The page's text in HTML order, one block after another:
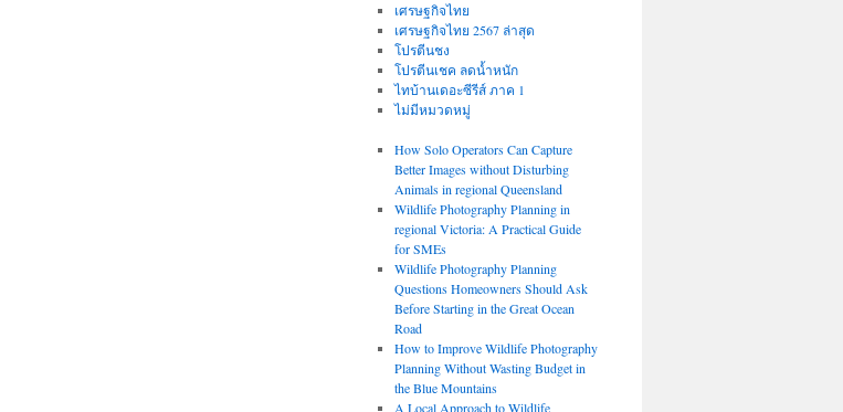
เศรษฐกิจไทย
เศรษฐกิจไทย 2567 ล่าสุด
โปรตีนชง
โปรตีนเชค ลดน้ำหนัก
ไทบ้านเดอะซีรีส์ ภาค 1
ไม่มีหมวดหมู่
How Solo Operators Can Capture
Better Images without Disturbing
Animals in regional Queensland
Wildlife Photography Planning in
regional Victoria: A Practical Guide
for SMEs
Wildlife Photography Planning
Questions Homeowners Should Ask
Before Starting in the Great Ocean
Road
How to Improve Wildlife Photography
Planning Without Wasting Budget in
the Blue Mountains
A Local Approach to Wildlife